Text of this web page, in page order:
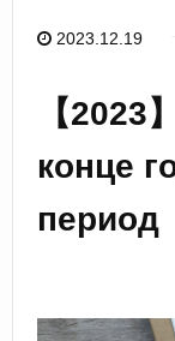
2023.12.19
【2023
конце
период